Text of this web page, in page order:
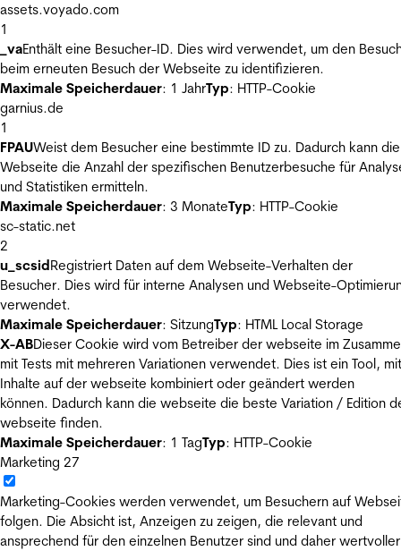
assets.voyado.com
1
_vaEnthält eine Besucher-ID. Dies wird verwendet, um den
beim erneuten Besuch der Webseite zu identifizieren.
Maximale Speicherdauer: 1 JahrTyp: HTTP-Cookie
garnius.de
1
FPAUWeist dem Besucher eine bestimmte ID zu. Dadurch kann die
Webseite die Anzahl der spezifischen Benutzerbesuche für
und Statistiken ermitteln.
Maximale Speicherdauer: 3 MonateTyp: HTTP-Cookie
sc-static.net
2
u_scsidRegistriert Daten auf dem Webseite-Verhalten der
Besucher. Dies wird für interne Analysen und Webseite-
verwendet.
Maximale Speicherdauer: SitzungTyp: HTML Local Storage
X-ABDieser Cookie wird vom Betreiber der webseite im
mit Tests mit mehreren Variationen verwendet. Dies ist ein Tool,
Inhalte auf der webseite kombiniert oder geändert werden
können. Dadurch kann die webseite die beste Variation / Edition
webseite finden.
Maximale Speicherdauer: 1 TagTyp: HTTP-Cookie
Marketing 27
Marketing-Cookies werden verwendet, um Besuchern auf
folgen. Die Absicht ist, Anzeigen zu zeigen, die relevant und
ansprechend für den einzelnen Benutzer sind und daher